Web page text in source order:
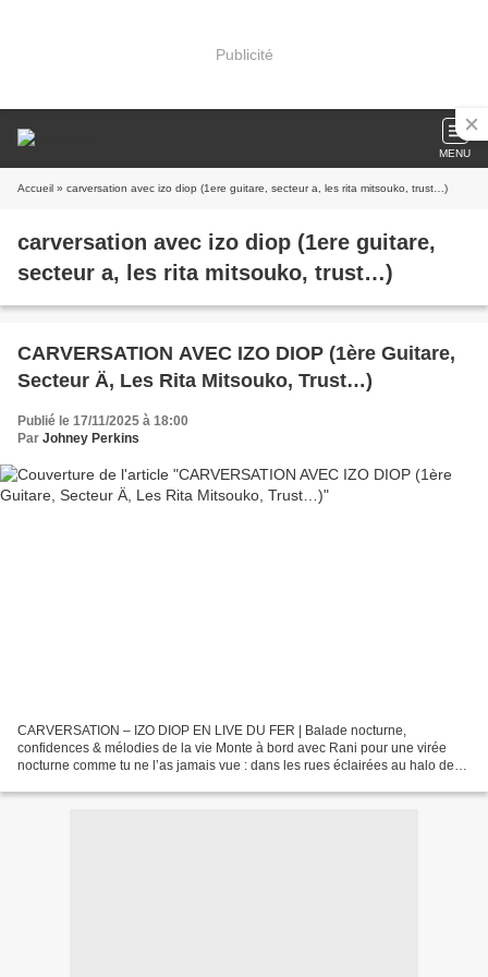
Publicité
MENU
Accueil » carversation avec izo diop (1ere guitare, secteur a, les rita mitsouko, trust…)
carversation avec izo diop (1ere guitare,
secteur a, les rita mitsouko, trust…)
CARVERSATION AVEC IZO DIOP (1ère Guitare,
Secteur Ä, Les Rita Mitsouko, Trust…)
Publié le 17/11/2025 à 18:00
Par Johney Perkins
CARVERSATION – IZO DIOP EN LIVE DU FER | Balade nocturne,
confidences & mélodies de la vie Monte à bord avec Rani pour une virée
nocturne comme tu ne l’as jamais vue : dans les rues éclairées au halo des